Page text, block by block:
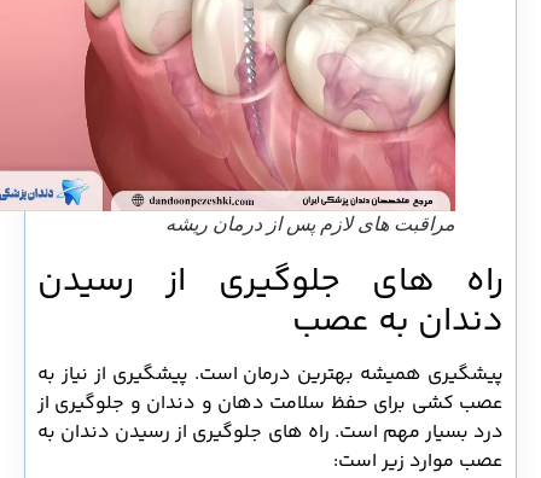
مراقبت های لازم پس از درمان ریشه
راه های جلوگیری از رسیدن
دندان به عصب
پیشگیری همیشه بهترین درمان است. پیشگیری از نیاز به
عصب کشی برای حفظ سلامت دهان و دندان و جلوگیری از
درد بسیار مهم است. راه های جلوگیری از رسیدن دندان به
عصب موارد زیر است: